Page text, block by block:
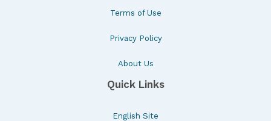
Terms of Use
Privacy Policy
About Us
Quick Links
English Site